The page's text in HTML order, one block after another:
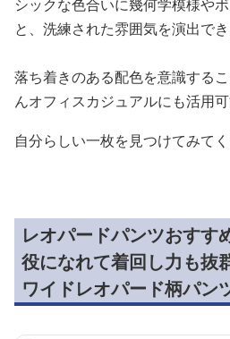
シックな色合いに幾何学模様や
と、洗練された雰囲気を演出でき
落ち着きのある配色を意識する
んオフィスカジュアルにも活用可
自分らしい一枚を見つけてみてく
レオパードパンツおすす
役になれて着回し力も抜
ワイドレオパード柄パン